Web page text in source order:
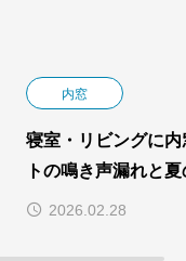
内窓
寝室・リビングに
トの鳴き声漏れと
決した内窓リフォ
2026.02.28